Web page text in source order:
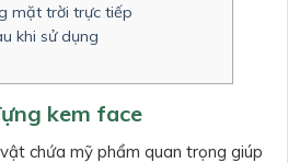
mặt trời trực tiếp
khi sử dụng
kem face
chứa mỹ phẩm quan trọng giúp